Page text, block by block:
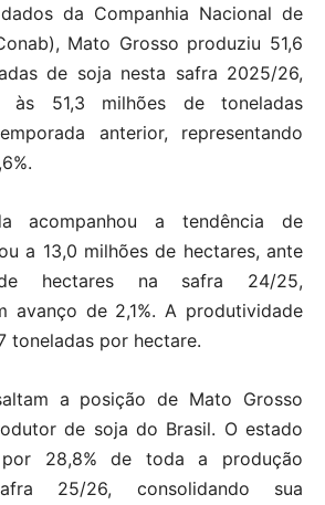
da Companhia Nacional de
Mato Grosso produziu 51,6
de soja nesta safra 2025/26,
às 51,3 milhões de toneladas
anterior, representando
acompanhou a tendência de
a 13,0 milhões de hectares, ante
hectares na safra 24/25,
avanço de 2,1%. A produtividade
toneladas por hectare.
a posição de Mato Grosso
de soja do Brasil. O estado
28,8% de toda a produção
25/26, consolidando sua